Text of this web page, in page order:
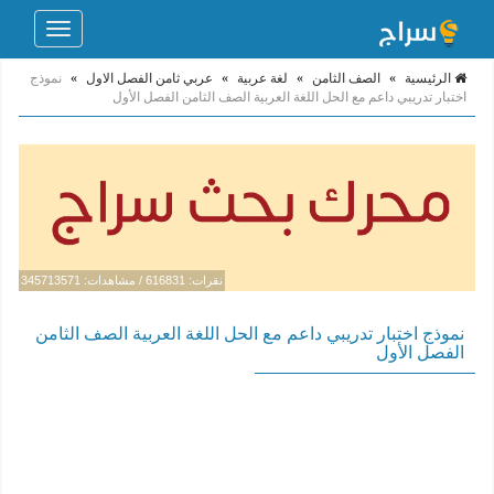
Toggle
الرئيسية » الصف الثامن » لغة عربية » عربي ثامن الفصل الاول » نموذج
اختبار تدريبي داعم مع الحل اللغة العربية الصف الثامن الفصل الأول
نقرات: 616831 / مشاهدات: 345713571
نموذج اختبار تدريبي داعم مع الحل اللغة العربية الصف الثامن
الفصل الأول